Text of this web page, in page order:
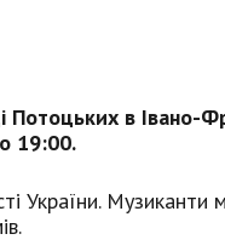
в Івано-
19:00.
України.